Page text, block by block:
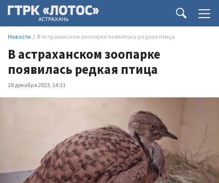
Новости В астраханском зоопарке появилась редкая птица
В астраханском зоопарке
появилась редкая птица
28 декабря 2023, 14:31